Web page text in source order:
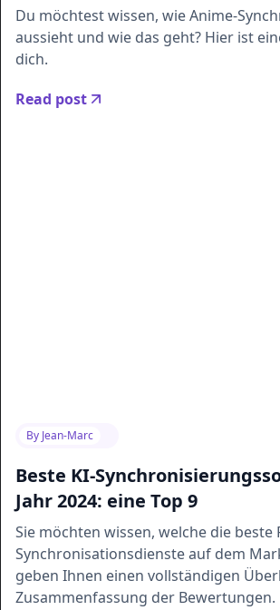
Du möchtest wissen, wie Anime-
aussieht und wie das geht? Hier ist
dich.
Read post
By Jean-Marc
Beste KI-
Jahr 2024: eine Top 9
Sie möchten wissen, welche die
Synchronisationsdienste auf dem
geben Ihnen einen vollständigen
Zusammenfassung der Bewertungen.